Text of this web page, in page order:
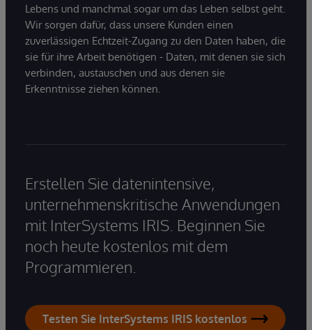
Lebens und manchmal sogar um das Leben selbst geht.
Wir sorgen dafür, dass unsere Kunden einen
zuverlässigen Echtzeit-Zugang zu den Daten haben, die
sie für ihre Arbeit benötigen - Daten, mit denen sie sich
verbinden, austauschen und aus denen sie
Erkenntnisse ziehen können.
Erstellen Sie datenintensive,
unternehmenskritische Anwendungen
mit InterSystems IRIS. Beginnen Sie
noch heute kostenlos mit dem
Programmieren.
Testen Sie InterSystems IRIS kostenlos